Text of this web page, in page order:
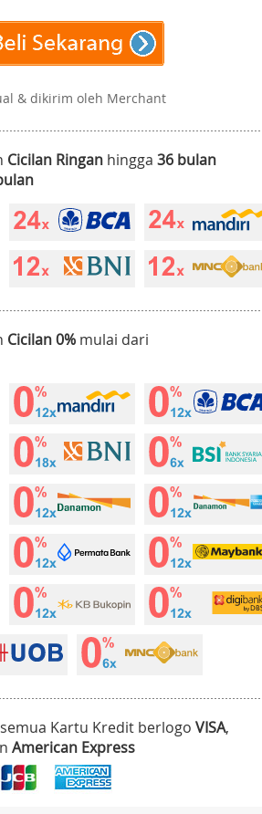
& dikirim oleh Merchant
Cicilan Ringan hingga 36 bulan
Cicilan 0% mulai dari
Kartu Kredit berlogo VISA,
American Express